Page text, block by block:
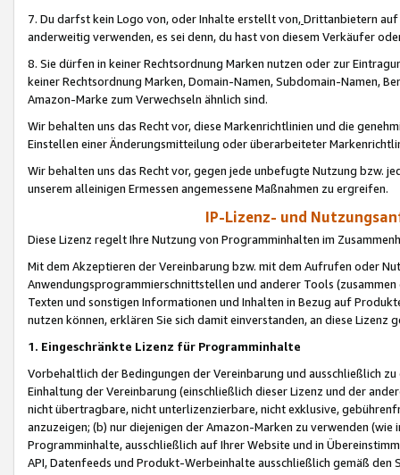
7. Du darfst kein Logo von, oder Inhalte erstellt von,Drittanbietern auf
anderweitig verwenden, es sei denn, du hast von diesem Verkäufer
8. Sie dürfen in keiner Rechtsordnung Marken nutzen oder zur
keiner Rechtsordnung Marken, Domain-Namen, Subdomain-Namen,
Amazon-Marke zum Verwechseln ähnlich sind.
Wir behalten uns das Recht vor, diese Markenrichtlinien und die
Einstellen einer Änderungsmitteilung oder überarbeiteter
Wir behalten uns das Recht vor, gegen jede unbefugte Nutzung bzw.
unserem alleinigen Ermessen angemessene Maßnahmen zu ergreifen.
IP-Lizenz- und
Diese Lizenz regelt Ihre Nutzung von Programminhalten im
Mit dem Akzeptieren der Vereinbarung bzw. mit dem Aufrufen oder
Anwendungsprogrammierschnittstellen und anderer Tools (zusammen
Texten und sonstigen Informationen und Inhalten in Bezug auf
nutzen können, erklären Sie sich damit einverstanden, an diese Lizenz
1. Eingeschränkte Lizenz für Programminhalte
Vorbehaltlich der Bedingungen der Vereinbarung und ausschließlich
Einhaltung der Vereinbarung (einschließlich dieser Lizenz und der
nicht übertragbare, nicht unterlizenzierbare, nicht exklusive,
anzuzeigen; (b) nur diejenigen der Amazon-Marken zu verwenden
Programminhalte, ausschließlich auf Ihrer Website und in
API, Datenfeeds und Produkt-Werbeinhalte ausschließlich gemäß